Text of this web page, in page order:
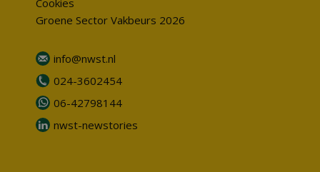
Cookies
Groene Sector Vakbeurs 2026
info@nwst.nl
024-3602454
06-42798144
nwst-newstories